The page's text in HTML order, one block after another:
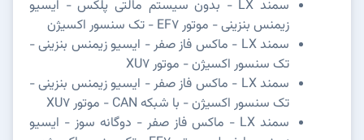
سمند LX - بدون سیستم مالتی پلکس - ایسیو
زیمنس بنزینی - موتور EF7 - تک سنسور اکسیژن
سمند LX - ماکس فاز صفر - ایسیو زیمنس بنزینی -
تک سنسور اکسیژن - موتور XU7
سمند LX - ماکس فاز صفر - ایسیو زیمنس بنزینی -
تک سنسور اکسیژن - با شبکه CAN - موتور XU7
سمند LX - ماکس فاز صفر - دوگانه سوز - ایسیو